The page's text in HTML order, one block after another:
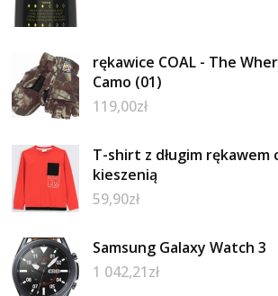
rękawice COAL - The
Camo (01)
119,00zł
T-shirt z długim rękawem
kieszenią
59,90zł
Samsung Galaxy Watch 3
1 042,21zł